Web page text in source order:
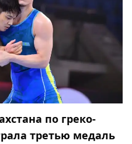
по греко-
третью медаль